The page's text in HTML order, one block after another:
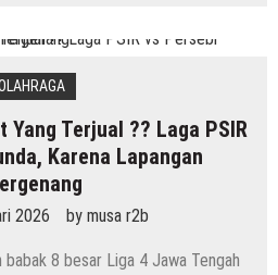
Terjual ?? Laga PSIR
Karena Lapangan
2026 by musa r2b
8 besar Liga 4 Jawa Tengah